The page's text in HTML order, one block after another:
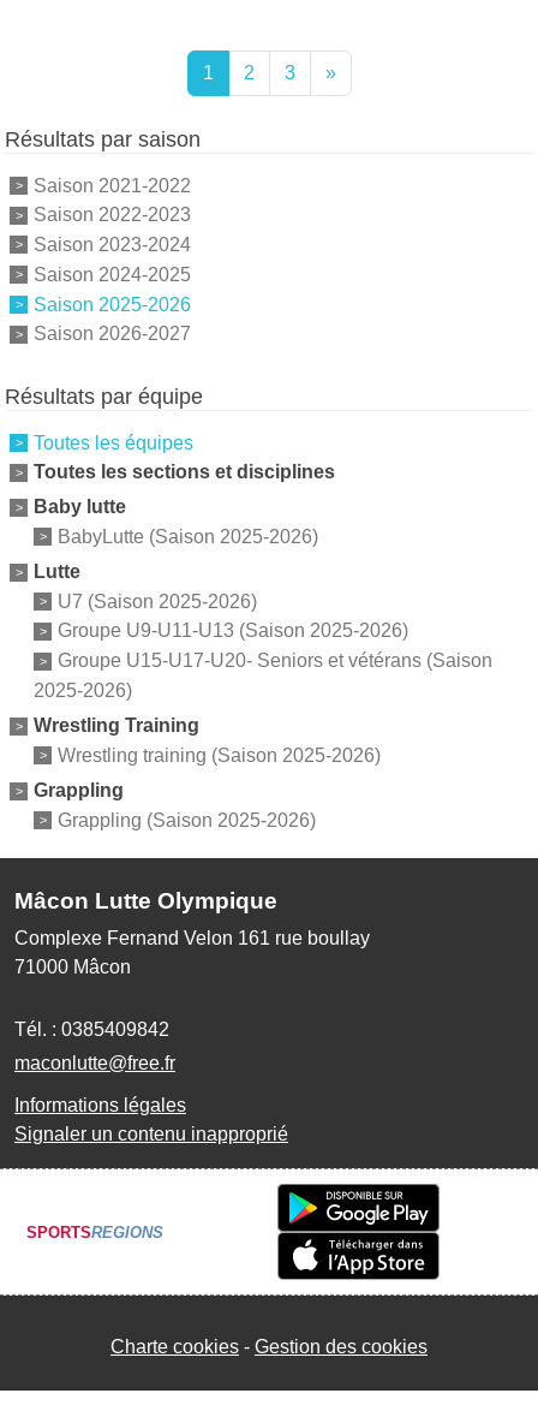
1 2 3 »
Résultats par saison
Saison 2021-2022
Saison 2022-2023
Saison 2023-2024
Saison 2024-2025
Saison 2025-2026
Saison 2026-2027
Résultats par équipe
Toutes les équipes
Toutes les sections et disciplines
Baby lutte
BabyLutte (Saison 2025-2026)
Lutte
U7 (Saison 2025-2026)
Groupe U9-U11-U13 (Saison 2025-2026)
Groupe U15-U17-U20- Seniors et vétérans (Saison
2025-2026)
Wrestling Training
Wrestling training (Saison 2025-2026)
Grappling
Grappling (Saison 2025-2026)
Mâcon Lutte Olympique
Complexe Fernand Velon 161 rue boullay
71000 Mâcon
Tél. : 0385409842
maconlutte@free.fr
Informations légales
Signaler un contenu inapproprié
SPORTSREGIONS
Charte cookies Gestion des cookies